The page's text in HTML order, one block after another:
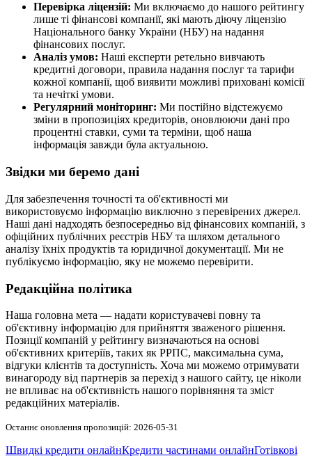
Перевірка ліцензій: Ми включаємо до нашого рейтингу
лише ті фінансові компанії, які мають діючу ліцензію
Національного банку України (НБУ) на надання
фінансових послуг.
Аналіз умов: Наші експерти ретельно вивчають
кредитні договори, правила надання послуг та тарифи
кожної компанії, щоб виявити можливі приховані комісії
та нечіткі умови.
Регулярний моніторинг: Ми постійно відстежуємо
зміни в пропозиціях кредиторів, оновлюючи дані про
процентні ставки, суми та терміни, щоб наша
інформація завжди була актуальною.
Звідки ми беремо дані
Для забезпечення точності та об'єктивності ми
використовуємо інформацію виключно з перевірених джерел.
Наші дані надходять безпосередньо від фінансових компаній, з
офіційних публічних реєстрів НБУ та шляхом детального
аналізу їхніх продуктів та юридичної документації. Ми не
публікуємо інформацію, яку не можемо перевірити.
Редакційна політика
Наша головна мета — надати користувачеві повну та
об'єктивну інформацію для прийняття зваженого рішення.
Позиції компаній у рейтингу визначаються на основі
об'єктивних критеріїв, таких як РРПС, максимальна сума,
відгуки клієнтів та доступність. Хоча ми можемо отримувати
винагороду від партнерів за перехід з нашого сайту, це ніколи
не впливає на об'єктивність нашого порівняння та зміст
редакційних матеріалів.
Останнє оновлення пропозицій: 2026-05-31
Швидкі кредити онлайнКредити частинами онлайнГотівкові